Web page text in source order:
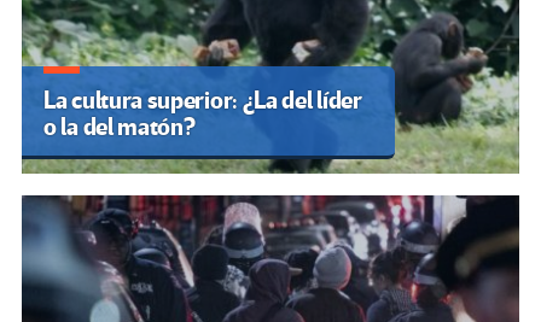
La cultura superior: ¿La del líder
o la del matón?